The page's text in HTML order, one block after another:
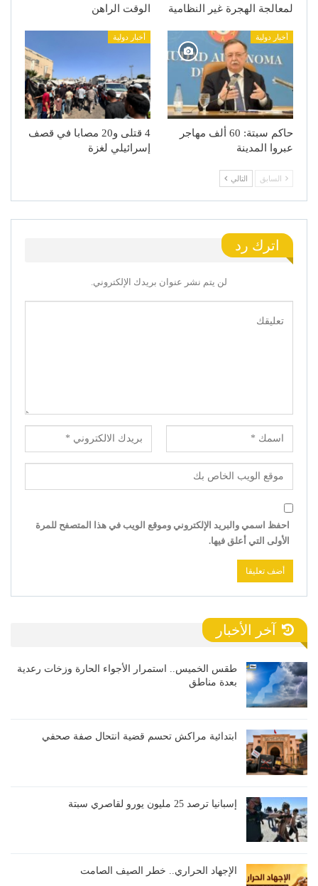
لمعالجة الهجرة غير النظامية الوقت الراهن
أخبار دولية
حاكم سبتة: 60 ألف مهاجر
عبروا المدينة
أخبار دولية
4 قتلى و20 مصابا في قصف
إسرائيلي لغزة
السابق التالي
اترك رد
لن يتم نشر عنوان بريدك الإلكتروني.
احفظ اسمي والبريد الإلكتروني وموقع الويب في هذا المتصفح للمرة
الأولى التي أعلق فيها.
آخر الأخبار
طقس الخميس.. استمرار الأجواء الحارة وزخات رعدية
بعدة مناطق
ابتدائية مراكش تحسم قضية انتحال صفة صحفي
إسبانيا ترصد 25 مليون يورو لقاصري سبتة
الإجهاد الحراري.. خطر الصيف الصامت